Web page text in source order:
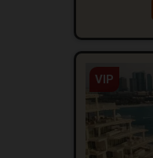
VIP